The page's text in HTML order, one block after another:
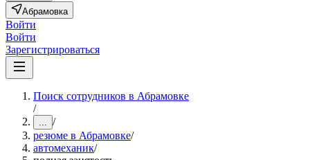
Абрамовка
Войти
Войти
Зарегистрироваться
Поиск сотрудников в Абрамовке
/
... /
резюме в Абрамовке/
автомеханик/